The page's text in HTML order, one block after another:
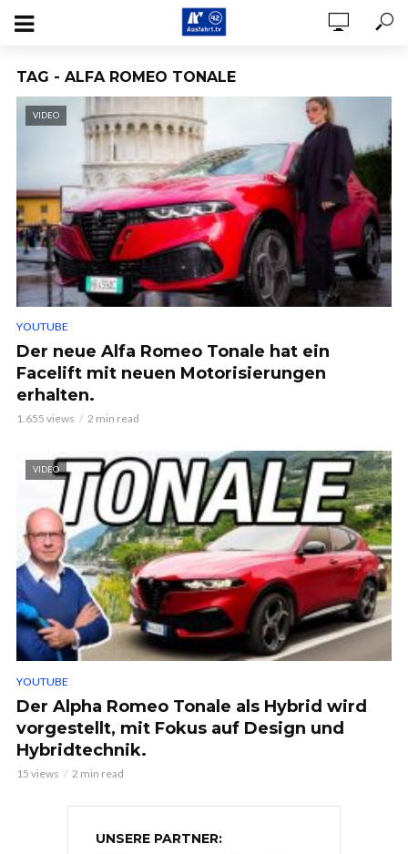
TAG - ALFA ROMEO TONALE
VIDEO
YOUTUBE
Der neue Alfa Romeo Tonale hat ein
Facelift mit neuen Motorisierungen
erhalten.
1.655 views 2 min read
VIDEO
YOUTUBE
Der Alpha Romeo Tonale als Hybrid wird
vorgestellt, mit Fokus auf Design und
Hybridtechnik.
15 views 2 min read
UNSERE PARTNER: